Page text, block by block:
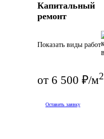
Капитальный
ремонт
Показать виды работ
от 6 500 ₽/м2
Оставить заявку